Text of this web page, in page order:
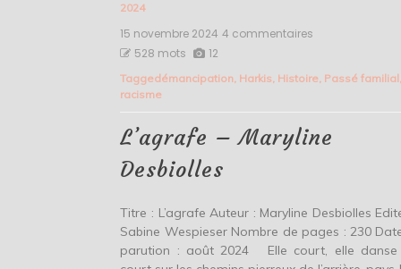
2024
15 novembre 2024 4 commentaires
Maryline
528 mots 12
Taggedémancipation, Harkis, Histoire, Passé familial,
racisme
L’agrafe – Maryline
Desbiolles
Titre : L’agrafe Auteur : Maryline Desbiolles
Sabine Wespieser Nombre de pages : 230
parution : août 2024 Elle court, elle danse